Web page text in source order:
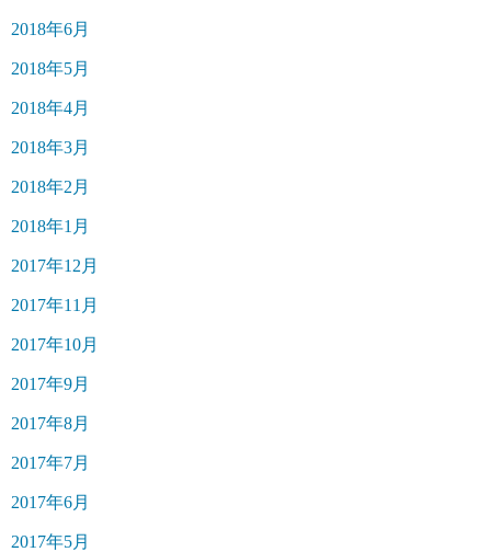
2018年6月
2018年5月
2018年4月
2018年3月
2018年2月
2018年1月
2017年12月
2017年11月
2017年10月
2017年9月
2017年8月
2017年7月
2017年6月
2017年5月